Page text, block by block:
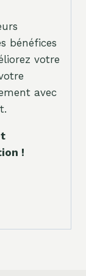
bénéfices
votre
avec
!